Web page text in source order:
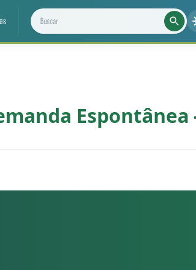
Buscar projetos, notícias e
Espontânea